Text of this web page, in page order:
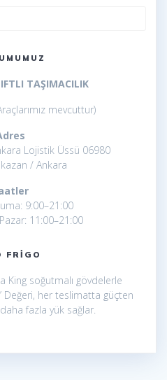
TAŞIMACILIK
mevcuttur)
Lojistik Üssü 06980
/ Ankara
9:00–21:00
11:00–21:00
FRIGO
King soğutmalı gövdelerle
Değeri, her teslimatta güçten
fazla yük sağlar.